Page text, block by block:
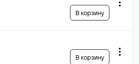
В корзину
В корзину